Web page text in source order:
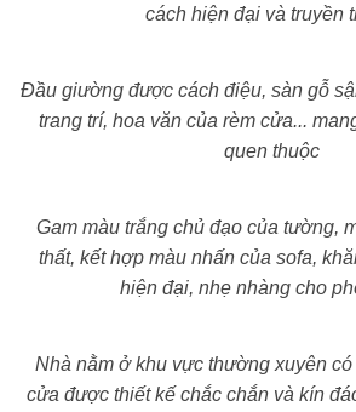
cách hiện đại và truyền
Đầu giường được cách điệu, sàn gỗ
trang trí, hoa văn của rèm cửa...
quen thuộc
Gam màu trắng chủ đạo của tường,
thất, kết hợp màu nhấn của sofa,
hiện đại, nhẹ nhàng cho
Nhà nằm ở khu vực thường xuyên
cửa được thiết kế chắc chắn và kín